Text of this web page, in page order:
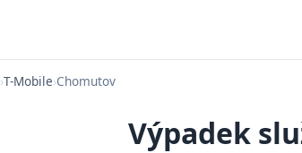
›T-Mobile›Chomutov
Výpadek